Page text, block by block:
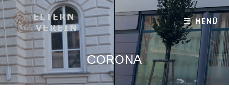
Zum
Inhalt
springen
MENÜ
CORONA